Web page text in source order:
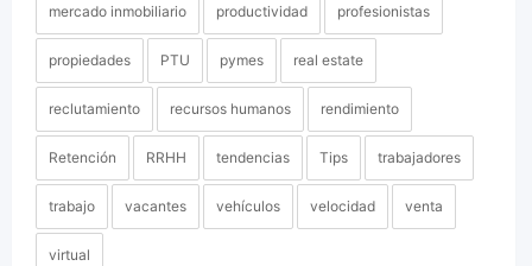
mercado inmobiliario productividad profesionistas
propiedades PTU pymes real estate
reclutamiento recursos humanos rendimiento
Retención RRHH tendencias Tips trabajadores
trabajo vacantes vehículos velocidad venta
virtual